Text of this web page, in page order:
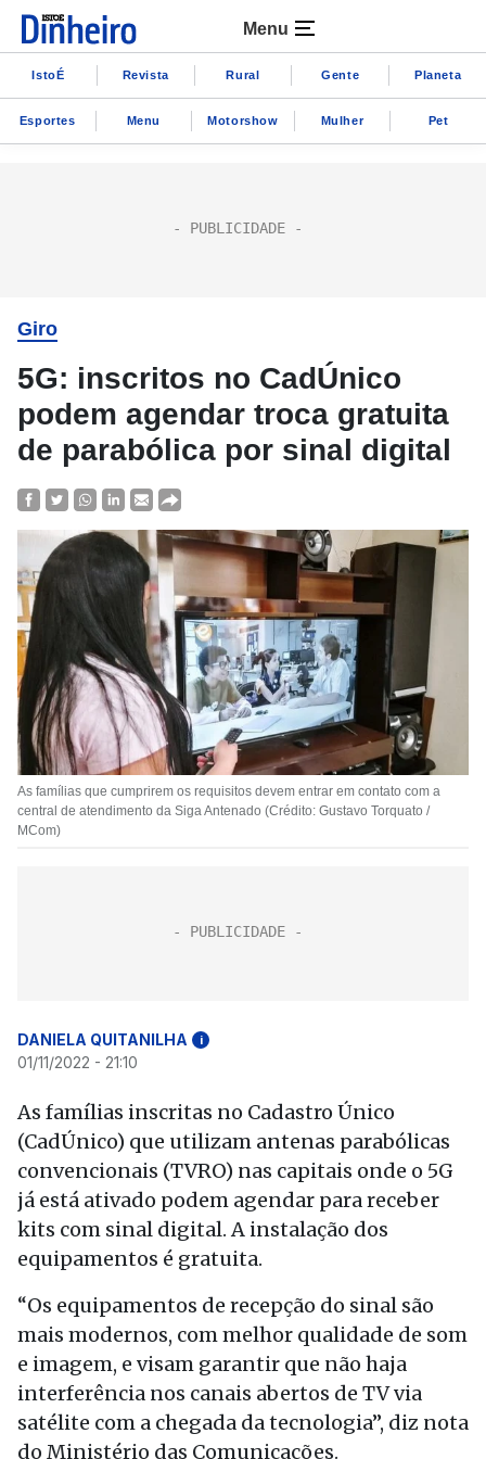
Menu
IstoÉ Revista Rural Gente Planeta
Esportes Menu Motorshow Mulher Pet
Giro
5G: inscritos no CadÚnico
podem agendar troca gratuita
de parabólica por sinal digital
As famílias que cumprirem os requisitos devem entrar em contato com a
central de atendimento da Siga Antenado (Crédito: Gustavo Torquato /
MCom)
DANIELA QUITANILHA i
01/11/2022 - 21:10
As famílias inscritas no Cadastro Único
(CadÚnico) que utilizam antenas parabólicas
convencionais (TVRO) nas capitais onde o 5G
já está ativado podem agendar para receber
kits com sinal digital. A instalação dos
equipamentos é gratuita.
“Os equipamentos de recepção do sinal são
mais modernos, com melhor qualidade de som
e imagem, e visam garantir que não haja
interferência nos canais abertos de TV via
satélite com a chegada da tecnologia”, diz nota
do Ministério das Comunicações.